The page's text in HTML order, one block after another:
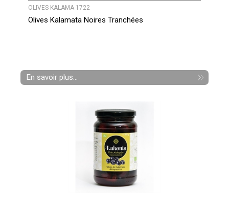
OLIVES KALAMA 1722
Olives Kalamata Noires Tranchées
En savoir plus...